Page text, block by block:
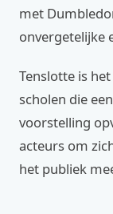
met
onvergetelijke
Tenslotte is
scholen die
voorstelling
acteurs om
het publiek